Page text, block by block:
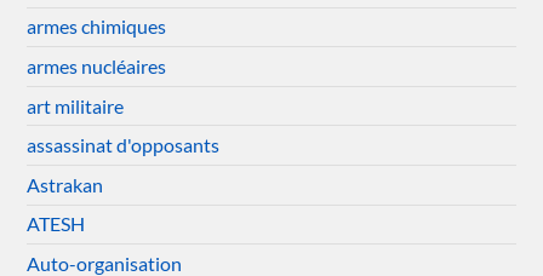
armes chimiques
armes nucléaires
art militaire
assassinat d'opposants
Astrakan
ATESH
Auto-organisation